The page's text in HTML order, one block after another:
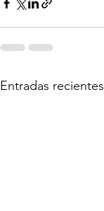
Entradas recientes